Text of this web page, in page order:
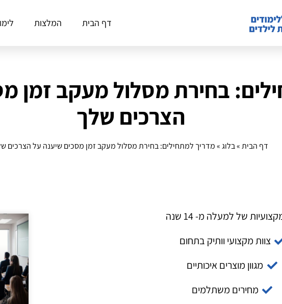
דף הבית המלצות
בחירת מסלול מעקב זמן
הצרכים שלך
דף הבית»בלוג»מדריך למתחילים: בחירת מסלול מעקב זמן מסכים שיענה על הצרכים
של למעלה מ- 14 שנה
צוות מקצועי וותיק בתחום
מגוון מוצרים איכותיים
מחירים משתלמים